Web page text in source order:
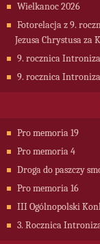
Wielkanoc 2026
Fotorelacja z 9.
Jezusa Chrystusa za
9. rocznica
9. rocznica
Pro memoria 19
Pro memoria 4
Droga do paszczy
Pro memoria 16
III Ogólnopolski
3. Rocznica